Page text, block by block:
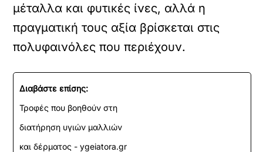
μέταλλα και φυτικές ίνες, αλλά η
πραγματική τους αξία βρίσκεται στις
πολυφαινόλες που περιέχουν.
Διαβάστε επίσης:
Τροφές που βοηθούν στη
διατήρηση υγιών μαλλιών
και δέρματος - ygeiatora.gr